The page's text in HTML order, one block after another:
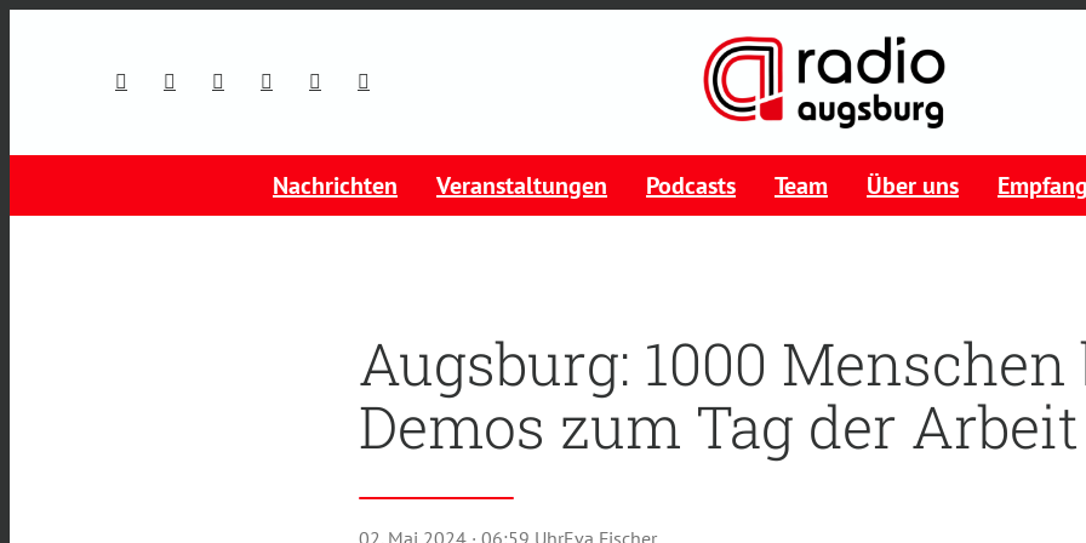
Nachrichten Veranstaltungen Podcasts Team Über uns Empfang
Augsburg: 1000 Menschen
Demos zum Tag der Arbeit